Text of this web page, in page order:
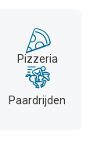
Pizzeria
Paardrijden